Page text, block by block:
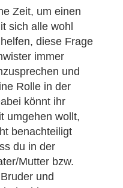
Zeit, um einen
sich alle wohl
diese Frage
immer
und
Rolle in der
könnt ihr
umgehen wollt,
benachteiligt
du in der
Mutter bzw.
und